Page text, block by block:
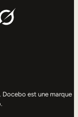
est une marque